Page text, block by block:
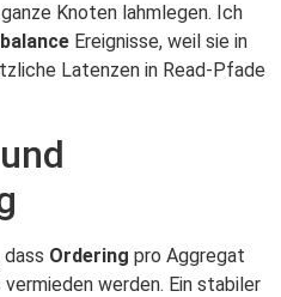
Knoten lahmlegen. Ich
Ereignisse, weil sie in
Latenzen in Read‑Pfade
dass Ordering pro Aggregat
werden. Ein stabiler